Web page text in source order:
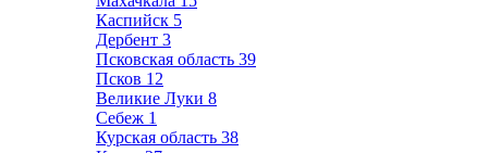
Каспийск 5
Дербент 3
Псковская область 39
Псков 12
Великие Луки 8
Себеж 1
Курская область 38